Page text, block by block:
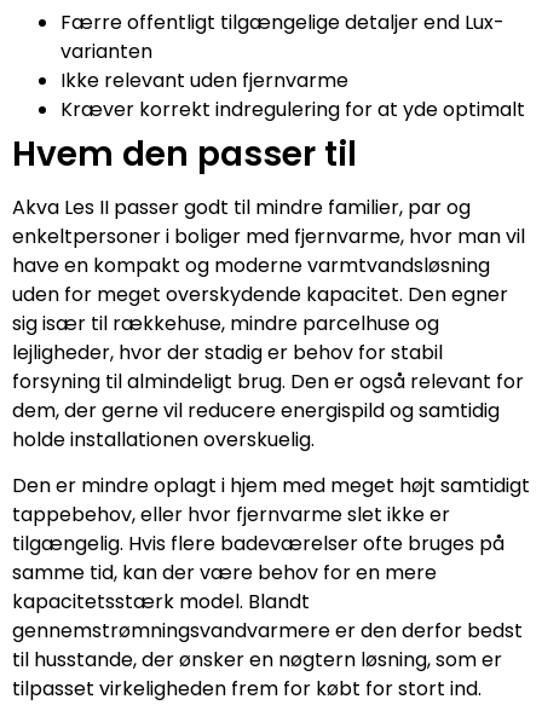
Færre offentligt tilgængelige detaljer end Lux-
varianten
Ikke relevant uden fjernvarme
Kræver korrekt indregulering for at yde optimalt
Hvem den passer til
Akva Les II passer godt til mindre familier, par og
enkeltpersoner i boliger med fjernvarme, hvor man vil
have en kompakt og moderne varmtvandsløsning
uden for meget overskydende kapacitet. Den egner
sig især til rækkehuse, mindre parcelhuse og
lejligheder, hvor der stadig er behov for stabil
forsyning til almindeligt brug. Den er også relevant for
dem, der gerne vil reducere energispild og samtidig
holde installationen overskuelig.
Den er mindre oplagt i hjem med meget højt samtidigt
tappebehov, eller hvor fjernvarme slet ikke er
tilgængelig. Hvis flere badeværelser ofte bruges på
samme tid, kan der være behov for en mere
kapacitetsstærk model. Blandt
gennemstrømningsvandvarmere er den derfor bedst
til husstande, der ønsker en nøgtern løsning, som er
tilpasset virkeligheden frem for købt for stort ind.